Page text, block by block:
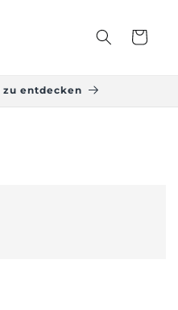
Warenkorb
entdecken